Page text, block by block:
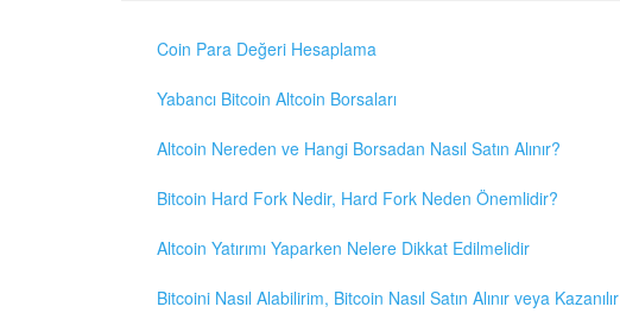
Coin Para Değeri Hesaplama
Yabancı Bitcoin Altcoin Borsaları
Altcoin Nereden ve Hangi Borsadan Nasıl Satın Alınır?
Bitcoin Hard Fork Nedir, Hard Fork Neden Önemlidir?
Altcoin Yatırımı Yaparken Nelere Dikkat Edilmelidir
Bitcoini Nasıl Alabilirim, Bitcoin Nasıl Satın Alınır veya Kazanılır